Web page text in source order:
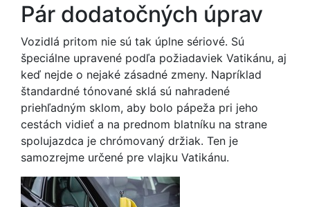
Pár dodatočných úprav
Vozidlá pritom nie sú tak úplne sériové. Sú
špeciálne upravené podľa požiadaviek Vatikánu, aj
keď nejde o nejaké zásadné zmeny. Napríklad
štandardné tónované sklá sú nahradené
priehľadným sklom, aby bolo pápeža pri jeho
cestách vidieť a na prednom blatníku na strane
spolujazdca je chrómovaný držiak. Ten je
samozrejme určené pre vlajku Vatikánu.